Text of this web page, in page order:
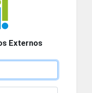
Externos